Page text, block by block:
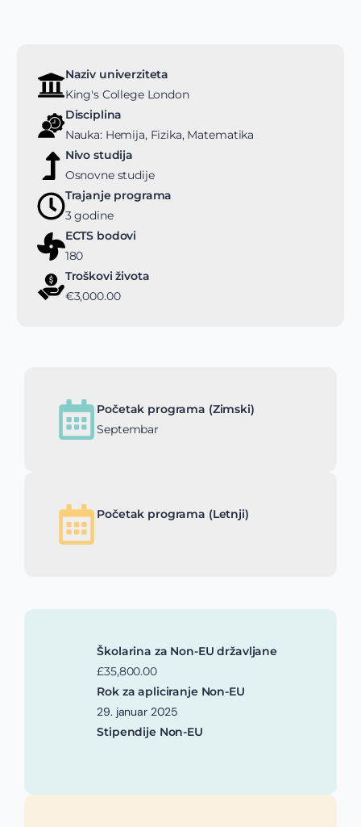
Naziv univerziteta
King's College London
Disciplina
Nauka: Hemija, Fizika, Matematika
Nivo studija
Osnovne studije
Trajanje programa
3 godine
ECTS bodovi
180
Troškovi života
€3,000.00
Početak programa (Zimski)
Septembar
Početak programa (Letnji)
Školarina za Non-EU državljane
£35,800.00
Rok za apliciranje Non-EU
29. januar 2025
Stipendije Non-EU